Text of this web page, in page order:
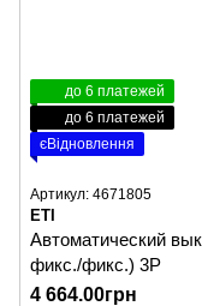
до 6 платежей
до 6 платежей
єВідновлення
Артикул: 4671805
ETI
Автоматический
фикс./фикс.) 3P
4 664.00грн